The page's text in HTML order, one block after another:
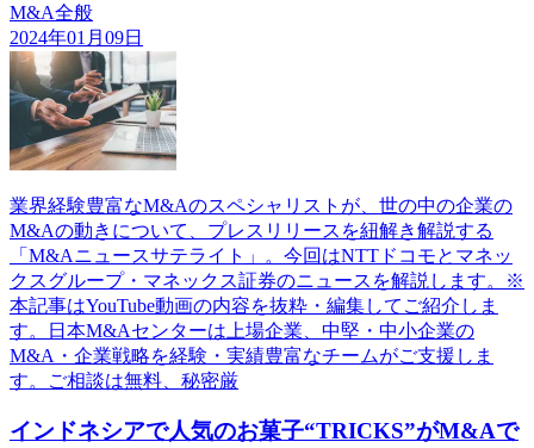
M&A全般
2024年01月09日
業界経験豊富なM&Aのスペシャリストが、世の中の企業の
M&Aの動きについて、プレスリリースを紐解き解説する
「M&Aニュースサテライト」。今回はNTTドコモとマネッ
クスグループ・マネックス証券のニュースを解説します。※
本記事はYouTube動画の内容を抜粋・編集してご紹介しま
す。日本M&Aセンターは上場企業、中堅・中小企業の
M&A・企業戦略を経験・実績豊富なチームがご支援しま
す。ご相談は無料、秘密厳
インドネシアで人気のお菓子“TRICKS”がM&Aで